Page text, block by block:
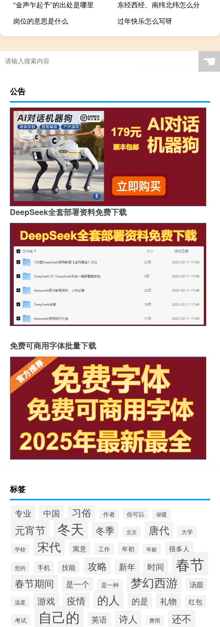
“金声乍起予”的出处是哪里
东经西经、南纬北纬怎么分
岗位的意思是什么
过年快乐怎么写呀
☚
公告
DeepSeek全套部署资料免费下载
免费可商用字体批量下载
标签
专业 中国 习俗 作者 你可以 保暖
元宵节 冬天 冬季 北京 唐代 大学
学校 宋代 寓意 工作 年初 年龄 很多人
您的 手机 技能 攻略 新年 时间 春节
春节期间 是一个 是一种 梦幻西游 汤圆
温度 游戏 疫情 的人 的是 礼物 红包
考试 自己的 英语 诗人 费用 还不